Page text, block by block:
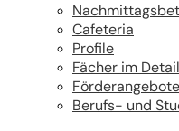
Cafeteria
Profile
Fächer im Detail
Förderangebote
Berufs- und